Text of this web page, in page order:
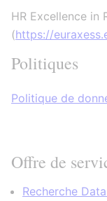
HR Excellence in
(https://
Politiques
Politique de
Offre de
Recherche